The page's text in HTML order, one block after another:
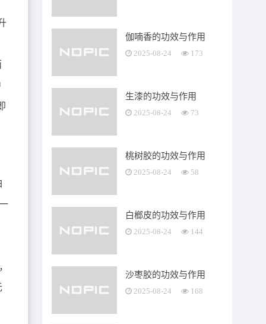
伽喃香的功效与作用
2025-08-24 173
生漆的功效与作用
2025-08-24 73
桃树胶的功效与作用
2025-08-24 58
白榔皮的功效与作用
2025-08-24 144
沙枣胶的功效与作用
2025-08-24 168